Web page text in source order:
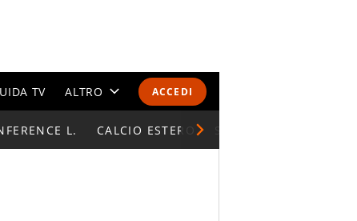
ACCEDI
TV ALTRO
CALENDARI E CLASSIFICHE
L. CALCIO ESTERO